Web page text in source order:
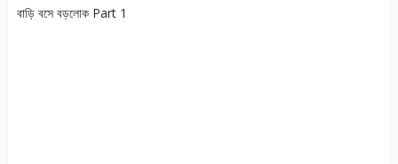
বাড়ি বসে বড়লোক Part 1